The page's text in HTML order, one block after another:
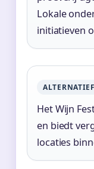
Lokale
initiatieven
Het Wijn
en biedt
locaties